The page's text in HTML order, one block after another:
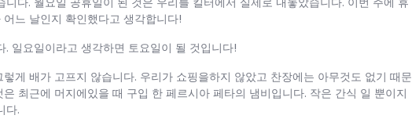
느 날인지 확인했다고 생각합니다!
일요일이라고 생각하면 토요일이 될 것입니다!
게 배가 고프지 않습니다. 우리가 쇼핑을하지 않았고 찬장에는 아무것도 없기 때문
최근에 머지에있을 때 구입 한 페르시아 페타의 냄비입니다. 작은 간식 일 뿐이지
다.